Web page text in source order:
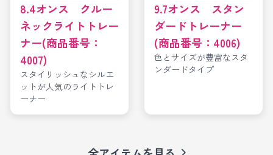
8.4オンス クルー
ネックライトトレー
ナー(商品番号：
4007)
スタイリッシュなシルエ
ットが人気のライトトレ
ーナー
9.7オンス スタン
ダードトレーナー
(商品番号：4006)
色とサイズが豊富なスタ
ンダードタイプ